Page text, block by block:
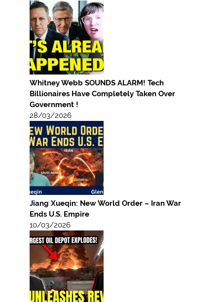
Whitney Webb SOUNDS ALARM! Tech
Billionaires Have Completely Taken Over
Government !
28/03/2026
Jiang Xueqin: New World Order – Iran War
Ends U.S. Empire
10/03/2026